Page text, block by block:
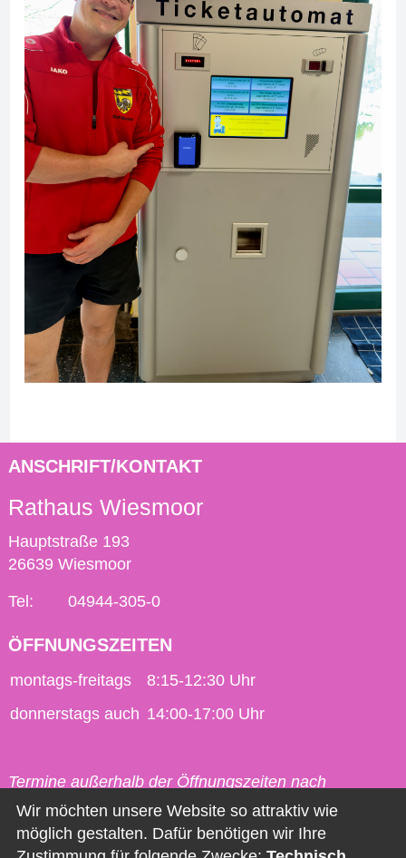
ANSCHRIFT/KONTAKT
Rathaus Wiesmoor
Hauptstraße 193
26639 Wiesmoor
Tel: 04944-305-0
ÖFFNUNGSZEITEN
montags-freitags
8:15-12:30 Uhr
donnerstags auch 14:00-17:00 Uhr
Termine außerhalb der Öffnungszeiten nach
vorheriger Vereinbarung möglich.
Kontakt
Wir möchten unsere Website so attraktiv wie
möglich gestalten. Dafür benötigen wir Ihre